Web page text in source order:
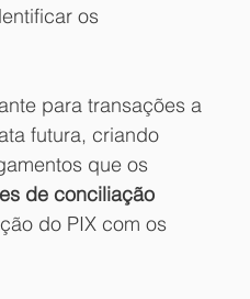
os
para transações a
futura, criando
que os
de conciliação
do PIX com os